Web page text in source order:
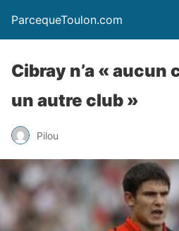
ParcequeToulon.com
Cibray n’a « aucun
un autre club »
Pilou